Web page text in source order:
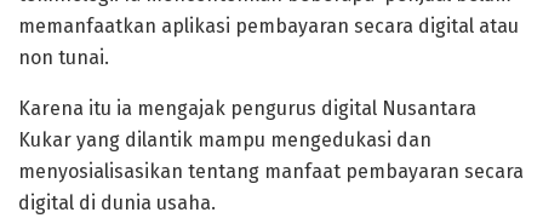
memanfaatkan aplikasi pembayaran secara digital atau
non tunai.
Karena itu ia mengajak pengurus digital Nusantara
Kukar yang dilantik mampu mengedukasi dan
menyosialisasikan tentang manfaat pembayaran secara
digital di dunia usaha.